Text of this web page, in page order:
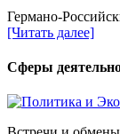
Германо-
[Читать далее]
Сферы